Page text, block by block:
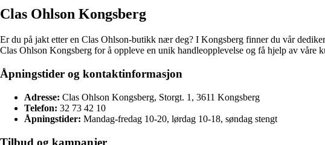
Clas Ohlson Kongsberg
Er du på jakt etter en Clas Ohlson-butikk nær deg? I Kongsberg finner du vår
Clas Ohlson Kongsberg for å oppleve en unik handleopplevelse og få hjelp av våre
Åpningstider og kontaktinformasjon
Adresse: Clas Ohlson Kongsberg, Storgt. 1, 3611 Kongsberg
Telefon: 32 73 42 10
Åpningstider: Mandag-fredag 10-20, lørdag 10-18, søndag stengt
Tilbud og kampanjer